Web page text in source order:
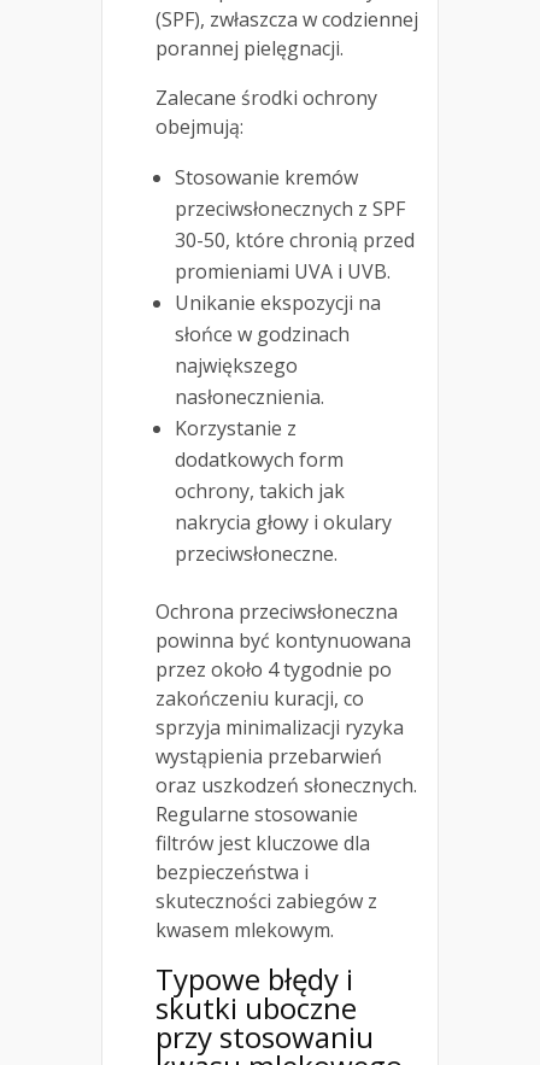
(SPF), zwłaszcza w codziennej
porannej pielęgnacji.
Zalecane środki ochrony
obejmują:
Stosowanie kremów
przeciwsłonecznych z SPF
30-50, które chronią przed
promieniami UVA i UVB.
Unikanie ekspozycji na
słońce w godzinach
największego
nasłonecznienia.
Korzystanie z
dodatkowych form
ochrony, takich jak
nakrycia głowy i okulary
przeciwsłoneczne.
Ochrona przeciwsłoneczna
powinna być kontynuowana
przez około 4 tygodnie po
zakończeniu kuracji, co
sprzyja minimalizacji ryzyka
wystąpienia przebarwień
oraz uszkodzeń słonecznych.
Regularne stosowanie
filtrów jest kluczowe dla
bezpieczeństwa i
skuteczności zabiegów z
kwasem mlekowym.
Typowe błędy i
skutki uboczne
przy stosowaniu